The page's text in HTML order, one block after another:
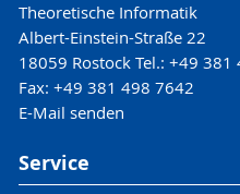
Theoretische Informatik
Albert-Einstein-Straße 22
18059 Rostock Tel.: +49 381
Fax: +49 381 498 7642
E-Mail senden
Service